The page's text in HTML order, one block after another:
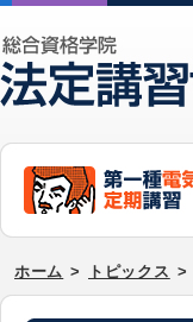
ホーム > トピックス >